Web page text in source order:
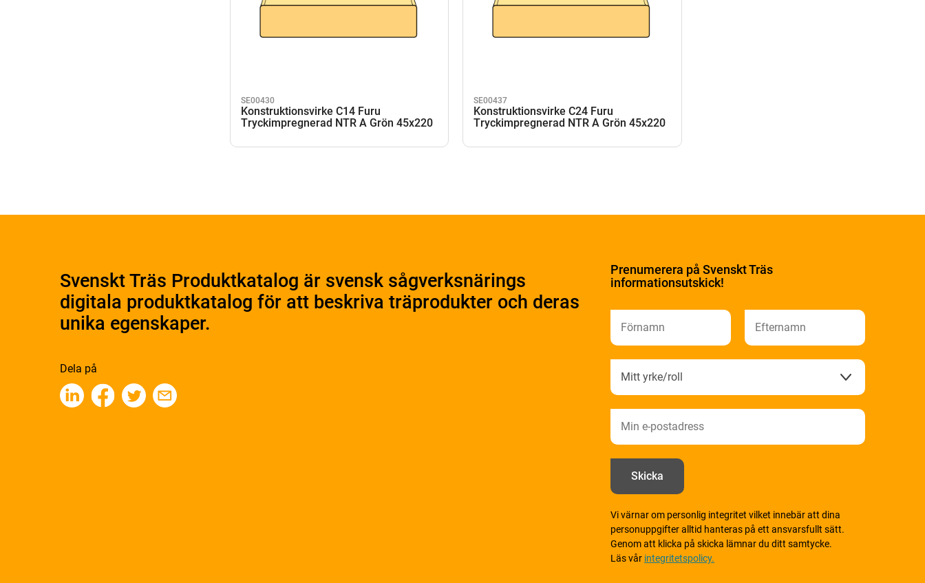
SE00430
Konstruktionsvirke C14 Furu
Tryckimpregnerad NTR A Grön 45x220
SE00437
Konstruktionsvirke C24 Furu
Tryckimpregnerad NTR A Grön 45x220
Svenskt Träs Produktkatalog är svensk sågverksnärings
digitala produktkatalog för att beskriva träprodukter och deras
unika egenskaper.
Dela på
Prenumerera på Svenskt Träs
informationsutskick!
Vi värnar om personlig integritet vilket innebär att dina
personuppgifter alltid hanteras på ett ansvarsfullt sätt.
Genom att klicka på skicka lämnar du ditt samtycke.
Läs vår integritetspolicy.